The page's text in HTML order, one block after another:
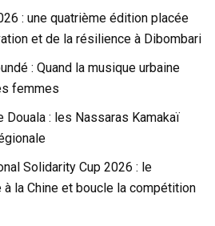
: une quatrième édition placée
et de la résilience à Dibombari
: Quand la musique urbaine
femmes
Douala : les Nassaras Kamakaï
Solidarity Cup 2026 : le
à la Chine et boucle la compétition